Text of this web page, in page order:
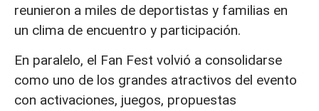
reunieron a miles de deportistas y familias en
un clima de encuentro y participación.
En paralelo, el Fan Fest volvió a consolidarse
como uno de los grandes atractivos del evento
con activaciones, juegos, propuestas